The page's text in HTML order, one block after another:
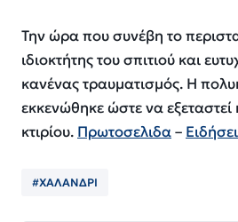
Την ώρα που συνέβη το
ιδιοκτήτης του σπιτιού και
κανένας τραυματισμός. Η
εκκενώθηκε ώστε να εξεταστεί
κτιρίου. Πρωτοσελιδα–
#ΧΑΛΑΝΔΡΙ